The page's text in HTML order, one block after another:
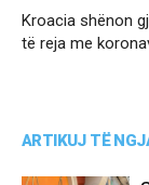
Kroacia shënon
të reja me
ARTIKUJ TË